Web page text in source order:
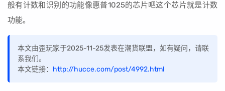
般有计数和识别的功能像惠普1025的芯片吧这个芯片就是计数
功能。
本文由歪玩家于2025-11-25发表在潮货联盟，如有疑问，请联
系我们。
本文链接： http://hucce.com/post/4992.html